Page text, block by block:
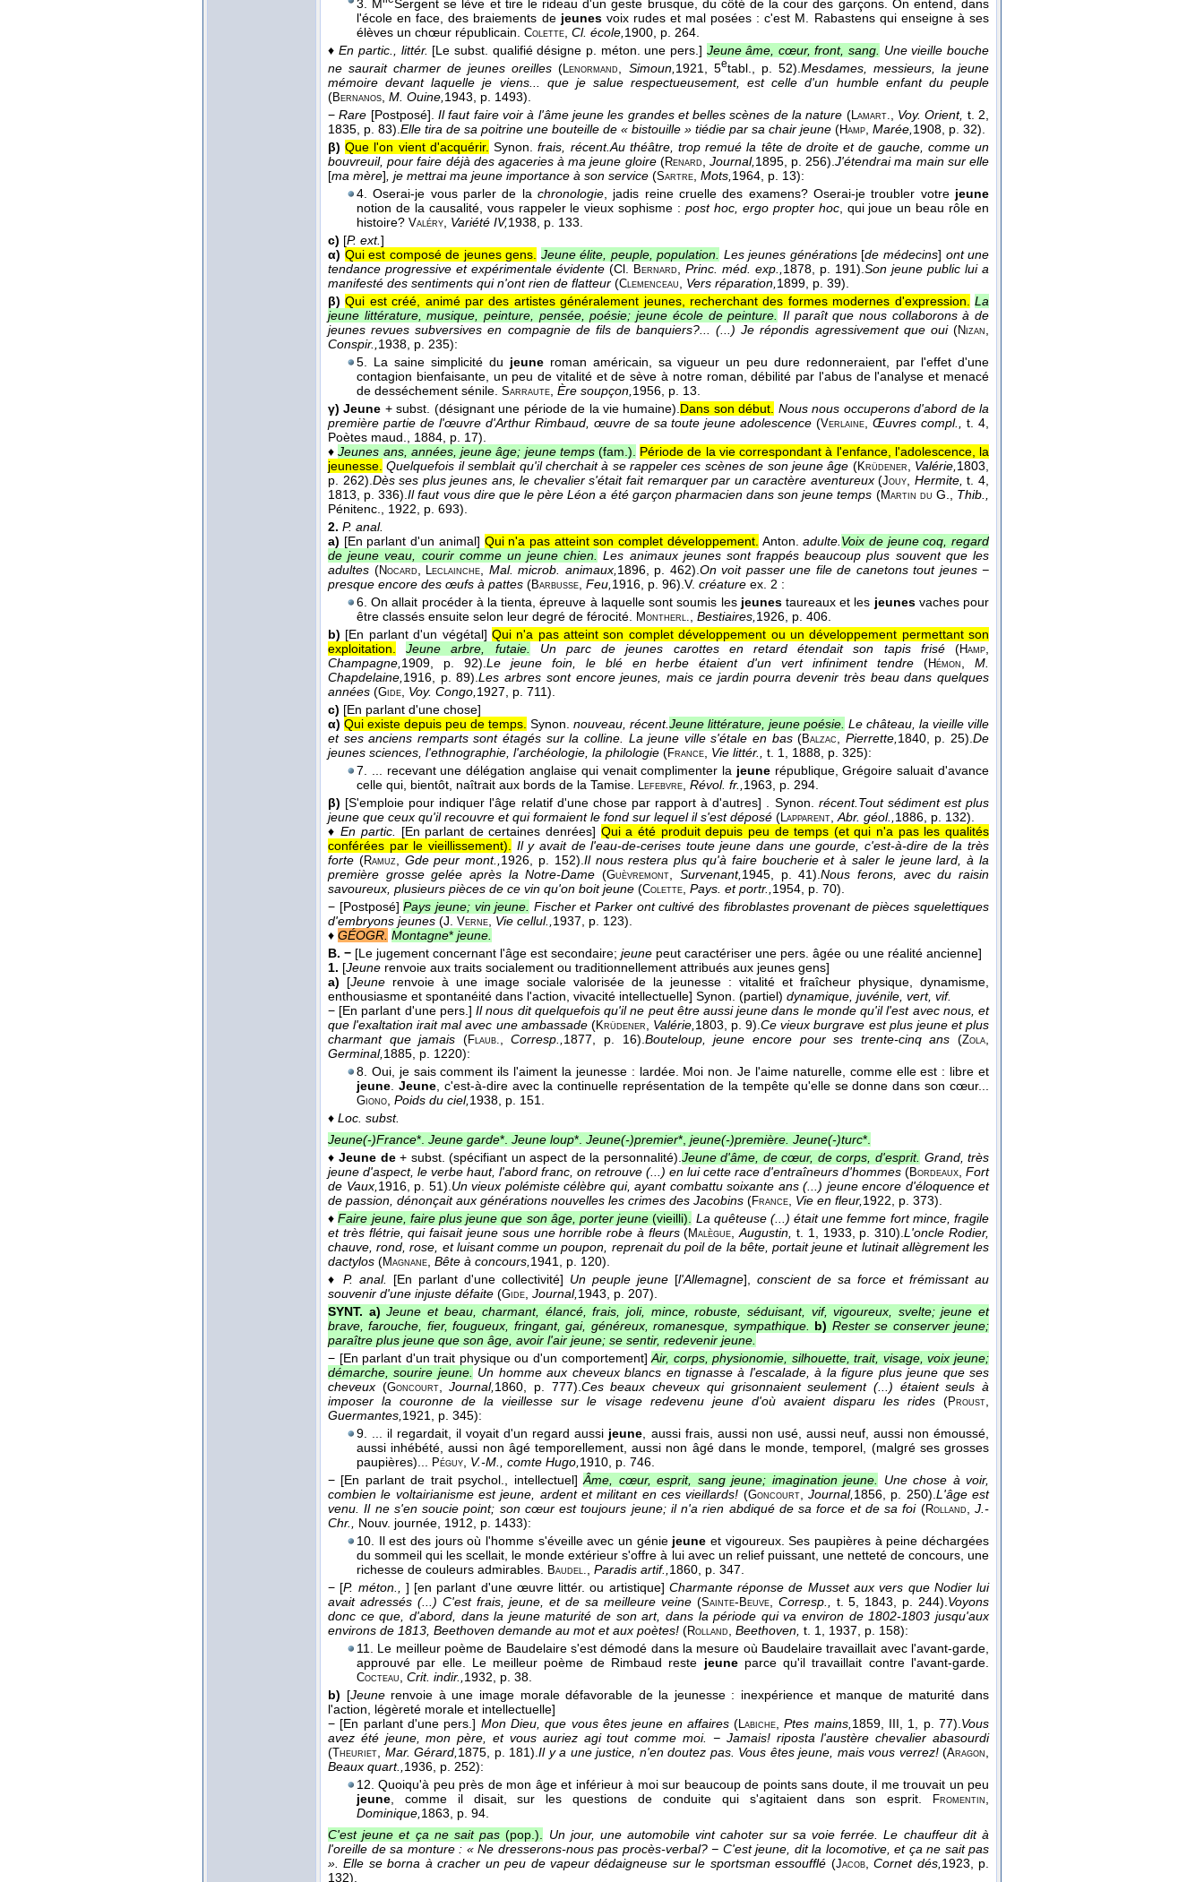
3. M
Sergent se lève et tire le rideau d'un geste brusque, du côté de la cour des garçons. On entend, dans
l'école en face, des braiements de jeunes voix rudes et mal posées : c'est M. Rabastens qui enseigne à ses
élèves un chœur républicain. Colette, Cl. école,1900, p. 264.
♦En partic., littér. [Le subst. qualifié désigne p. méton. une pers.] Jeune âme, cœur, front, sang. Une vieille bouche
ne saurait charmer de jeunes oreilles(Lenormand Simoun, 1921 , 5etabl., p. 52). Mesdames, messieurs, la jeune
mémoire devant laquelle je viens... que je salue respectueusement, est celle d'un humble enfant du peuple
(Bernanos M. Ouine, 1943 , p. 1493).
−Rare [Postposé]. Il faut faire voir à l'âme jeune les grandes et belles scènes de la nature (Lamart. Voy. Orient, t. 2
1835 , p. 83). Elle tira de sa poitrine une bouteille de « bistouille » tiédie par sa chair jeune (Hamp Marée, 1908 , p. 32).
β) Que l'on vient d'acquérir. Synon.frais, récent.Au théâtre, trop remué la tête de droite et de gauche, comme un
bouvreuil, pour faire déjà des agaceries à ma jeune gloire (Renard Journal, 1895, p. 256).J'étendrai ma main sur elle
[ma mère] , je mettrai ma jeune importance à son service (Sartre Mots, 1964 , p. 13):
4. Oserai-je vous parler de la chronologie , jadis reine cruelle des examens? Oserai-je troubler votre jeune
notion de la causalité, vous rappeler le vieux sophisme : post hoc, ergo propter hoc, qui joue un beau rôle en
histoire? Valéry Variété IV,1938 , p. 133.
c) [P. ext.]
α) Qui est composé de jeunes gens. Jeune élite, peuple, population. Les jeunes générations [de médecins] ont une
tendance progressive et expérimentale évidente (Cl. Bernard Princ. méd. exp., 1878 , p. 191). Son jeune public lui a
manifesté des sentiments qui n'ont rien de flatteur (Clemenceau Vers réparation, 1899 , p. 39).
β) Qui est créé, animé par des artistes généralement jeunes, recherchant des formes modernes d'expression.
La
jeune littérature, musique, peinture, pensée, poésie; jeune école de peinture.
Il paraît que nous collaborons à de
jeunes revues subversives en compagnie de fils de banquiers?... (...) Je répondis agressivement que oui (Nizan
Conspir., 1938 , p. 235):
5. La saine simplicité du jeune roman américain, sa vigueur un peu dure redonneraient, par l'effet d'une
contagion bienfaisante, un peu de vitalité et de sève à notre roman, débilité par l'abus de l'analyse et menacé
de desséchement sénile. Sarraute Ère soupçon, 1956 , p. 13.
γ) Jeune + subst. (désignant une période de la vie humaine). Dans son début. Nous nous occuperons d'abord de la
première partie de l'œuvre d'Arthur Rimbaud, œuvre de sa toute jeune adolescence(Verlaine ,Œuvres compl.,t. 4,
Poètes maud.
, 1884 , p. 17).
♦Jeunes ans, années, jeune âge; jeune temps(fam.).
Période de la vie correspondant à l'enfance, l'adolescence, la
jeunesse. Quelquefois il semblait qu'il cherchait à se rappeler ces scènes de son jeune âge (Krüdener Valérie, 1803
p. 262). Dès ses plus jeunes ans, le chevalier s'était fait remarquer par un caractère aventureux(Jouy Hermite,t. 4
1813 , p. 336).Il faut vous dire que le père Léon a été garçon pharmacien dans son jeune temps (Martin du G.
Thib.,
Pénitenc.
, 1922 , p. 693).
2. P. anal.
a) [En parlant d'un animal] Qui n'a pas atteint son complet développement. Anton.adulte. Voix de jeune coq, regard
de jeune veau, courir comme un jeune chien.
Les animaux jeunes sont frappés beaucoup plus souvent que les
adultes (Nocard Leclainche Mal. microb. animaux, 1896, p. 462). On voit passer une file de canetons tout jeunes −
presque encore des œufs à pattes (Barbusse Feu, 1916 , p. 96). V. créature ex. 2 :
6. On allait procéder à la tienta, épreuve à laquelle sont soumis les jeunes taureaux et les jeunes vaches pour
être classés ensuite selon leur degré de férocité.
Montherl. Bestiaires, 1926 , p. 406.
b) [En parlant d'un végétal] Qui n'a pas atteint son complet développement ou un développement permettant son
exploitation.
Jeune arbre, futaie. Un parc de jeunes carottes en retard étendait son tapis frisé(Hamp
Champagne, 1909 , p. 92). Le jeune foin, le blé en herbe étaient d'un vert infiniment tendre(Hémon ,M.
Chapdelaine, 1916 , p. 89).Les arbres sont encore jeunes, mais ce jardin pourra devenir très beau dans quelques
années (Gide Voy. Congo, 1927 , p. 711).
c) [En parlant d'une chose]
α) Qui existe depuis peu de temps. Synon. nouveau, récent.Jeune littérature, jeune poésie. Le château, la vieille ville
et ses anciens remparts sont étagés sur la colline. La jeune ville s'étale en bas(Balzac Pierrette, 1840, p. 25).De
jeunes sciences, l'ethnographie, l'archéologie, la philologie (France Vie littér., t. 1 , 1888 , p. 325):
7. ... recevant une délégation anglaise qui venait complimenter la jeune république, Grégoire saluait d'avance
celle qui, bientôt, naîtrait aux bords de la Tamise.
Lefebvre Révol. fr., 1963 , p. 294.
β) [S'emploie pour indiquer l'âge relatif d'une chose par rapport à d'autres] Synon. récent. Tout sédiment est plus
jeune que ceux qu'il recouvre et qui formaient le fond sur lequel il s'est déposé (Lapparent Abr. géol., 1886 , p. 132).
♦En partic. [En parlant de certaines denrées] Qui a été produit depuis peu de temps (et qui n'a pas les qualités
conférées par le vieillissement).
Il y avait de l'eau-de-cerises toute jeune dans une gourde, c'est-à-dire de la très
forte (Ramuz Gde peur mont., 1926 , p. 152). Il nous restera plus qu'à faire boucherie et à saler le jeune lard, à la
première grosse gelée après la Notre-Dame(Guèvremont Survenant, 1945, p. 41).Nous ferons, avec du raisin
savoureux, plusieurs pièces de ce vin qu'on boit jeune (Colette Pays. et portr., 1954 , p. 70).
− [Postposé] Pays jeune; vin jeune. Fischer et Parker ont cultivé des fibroblastes provenant de pièces squelettiques
d'embryons jeunes (J. Verne Vie cellul., 1937 , p. 123).
♦ GÉOGR. Montagne* jeune.
B. − [Le jugement concernant l'âge est secondaire; jeune peut caractériser une pers. âgée ou une réalité ancienne]
1. [Jeune renvoie aux traits socialement ou traditionnellement attribués aux jeunes gens]
a)
[Jeune renvoie à une image sociale valorisée de la jeunesse : vitalité et fraîcheur physique, dynamisme,
enthousiasme et spontanéité dans l'action, vivacité intellectuelle] Synon. (partiel) dynamique, juvénile, vert, vif.
− [En parlant d'une pers.] Il nous dit quelquefois qu'il ne peut être aussi jeune dans le monde qu'il l'est avec nous, et
que l'exaltation irait mal avec une ambassade (Krüdener Valérie, 1803 , p. 9).Ce vieux burgrave est plus jeune et plus
charmant que jamais (Flaub. ,Corresp., 1877 , p. 16). Bouteloup, jeune encore pour ses trente-cinq ans(Zola
Germinal, 1885 , p. 1220):
8. Oui, je sais comment ils l'aiment la jeunesse : lardée. Moi non. Je l'aime naturelle, comme elle est : libre et
jeune Jeune, c'est-à-dire avec la continuelle représentation de la tempête qu'elle se donne dans son cœur...
Giono Poids du ciel, 1938 , p. 151.
♦ Loc. subst.
Jeune(-)France*. Jeune garde*. Jeune loup*. Jeune(-)premier*, jeune(-)première. Jeune(-)turc*.
♦Jeune de+ subst. (spécifiant un aspect de la personnalité). Jeune d'âme, de cœur, de corps, d'esprit. Grand, très
jeune d'aspect, le verbe haut, l'abord franc, on retrouve (...) en lui cette race d'entraîneurs d'hommes (Bordeaux Fort
de Vaux, 1916, p. 51). Un vieux polémiste célèbre qui, ayant combattu soixante ans (...) jeune encore d'éloquence et
de passion, dénonçait aux générations nouvelles les crimes des Jacobins (France Vie en fleur, 1922 , p. 373).
♦Faire jeune, faire plus jeune que son âge, porter jeune(vieilli).
La quêteuse (...) était une femme fort mince, fragile
et très flétrie, qui faisait jeune sous une horrible robe à fleurs(Malègue ,Augustin,t. 1 , 1933 , p. 310).L'oncle Rodier,
chauve, rond, rose, et luisant comme un poupon, reprenait du poil de la bête, portait jeune et lutinait allègrement les
dactylos (Magnane Bête à concours, 1941
, p. 120).
♦ P. anal. [En parlant d'une collectivité] Un peuple jeune [l'Allemagne], conscient de sa force et frémissant au
souvenir d'une injuste défaite (Gide Journal, 1943 , p. 207).
SYNT. a)Jeune et beau, charmant, élancé, frais, joli, mince, robuste, séduisant, vif, vigoureux, svelte; jeune et
brave, farouche, fier, fougueux, fringant, gai, généreux, romanesque, sympathique. b) Rester se conserver jeune;
paraître plus jeune que son âge, avoir l'air jeune; se sentir, redevenir jeune.
− [En parlant d'un trait physique ou d'un comportement] Air, corps, physionomie, silhouette, trait, visage, voix jeune;
démarche, sourire jeune.
Un homme aux cheveux blancs en tignasse à l'escalade, à la figure plus jeune que ses
cheveux (Goncourt,Journal, 1860 , p. 777). Ces beaux cheveux qui grisonnaient seulement (...) étaient seuls à
imposer la couronne de la vieillesse sur le visage redevenu jeune d'où avaient disparu les rides (Proust
Guermantes, 1921
, p. 345):
9. ... il regardait, il voyait d'un regard aussi jeune , aussi frais, aussi non usé, aussi neuf, aussi non émoussé,
aussi inhébété, aussi non âgé temporellement, aussi non âgé dans le monde, temporel, (malgré ses grosses
paupières)...
Péguy V.-M., comte Hugo, 1910 , p. 746.
− [En parlant de trait psychol., intellectuel] Âme, cœur, esprit, sang jeune; imagination jeune.
Une chose à voir,
combien le voltairianisme est jeune, ardent et militant en ces vieillards! (Goncourt,Journal, 1856 , p. 250). L'âge est
venu. Il ne s'en soucie point; son cœur est toujours jeune; il n'a rien abdiqué de sa force et de sa foi (Rolland ,J.-
Chr., Nouv. journée , 1912 , p. 1433):
10. Il est des jours où l'homme s'éveille avec un génie jeuneet vigoureux. Ses paupières à peine déchargées
du sommeil qui les scellait, le monde extérieur s'offre à lui avec un relief puissant, une netteté de concours, une
richesse de couleurs admirables.
Baudel. Paradis artif., 1860 , p. 347.
− [P. méton., ] [en parlant d'une œuvre littér. ou artistique] Charmante réponse de Musset aux vers que Nodier lui
avait adressés (...) C'est frais, jeune, et de sa meilleure veine (Sainte- Beuve, Corresp., t. 5 , 1843 , p. 244). Voyons
donc ce que, d'abord, dans la jeune maturité de son art, dans la période qui va environ de 1802-1803 jusqu'aux
environs de 1813, Beethoven demande au mot et aux poètes! (Rolland Beethoven, t. 1 , 1937 , p. 158):
11. Le meilleur poème de Baudelaire s'est démodé dans la mesure où Baudelaire travaillait avec l'avant-garde,
approuvé par elle. Le meilleur poème de Rimbaud reste jeuneparce qu'il travaillait contre l'avant-garde.
Cocteau Crit. indir., 1932 , p. 38.
b) [Jeune renvoie à une image morale défavorable de la jeunesse : inexpérience et manque de maturité dans
l'action, légèreté morale et intellectuelle]
− [En parlant d'une pers.] Mon Dieu, que vous êtes jeune en affaires(Labiche ,Ptes mains, 1859, III, 1, p. 77). Vous
avez été jeune, mon père, et vous auriez agi tout comme moi. − Jamais! riposta l'austère chevalier abasourdi
( Theuriet Mar. Gérard, 1875 , p. 181). Il y a une justice, n'en doutez pas. Vous êtes jeune, mais vous verrez! (Aragon
Beaux quart., 1936 , p. 252):
12. Quoiqu'à peu près de mon âge et inférieur à moi sur beaucoup de points sans doute, il me trouvait un peu
jeune , comme il disait, sur les questions de conduite qui s'agitaient dans son esprit. Fromentin
Dominique, 1863 , p. 94.
C'est jeune et ça ne sait pas(pop.).
Un jour, une automobile vint cahoter sur sa voie ferrée. Le chauffeur dit à
l'oreille de sa monture : « Ne dresserons-nous pas procès-verbal? − C'est jeune, dit la locomotive, et ça ne sait pas
». Elle se borna à cracher un peu de vapeur dédaigneuse sur le sportsman essoufflé (Jacob,Cornet dés, 1923 , p.
132).